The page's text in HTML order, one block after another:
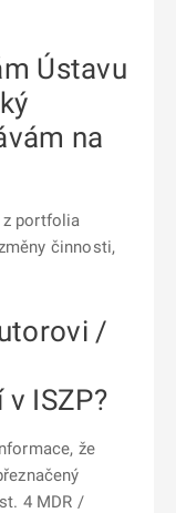
Ústavu
na
z portfolia
činnosti,
/
ISZP?
že
4 MDR /